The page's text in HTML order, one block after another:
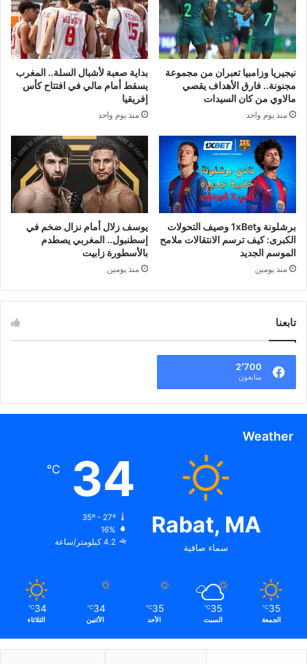
نيجيريا وزامبيا تعبران من مجموعة
مجنونة.. فارق الأهداف يقصي
مالاوي من كان السيدات
منذ يوم واحد
بداية صعبة لأشبال السلة.. المغرب
يسقط أمام مالي في افتتاح كأس
إفريقيا
منذ يوم واحد
برشلونة و1xBet وصيف التحولات
الكبرى: كيف ترسم الانتقالات ملامح
الموسم الجديد
منذ يومين
يوسف زلال أمام نزال ضخم في
إسطنبول.. المغربي يصطدم
بالأسطورة زابيت
منذ يومين
تابعنا
2٬700
متابعون
Weather
Rabat, MA
سماء صافية
34
℃
35º - 27º
16%
4.2 كيلومتر/ساعة
35
℃
الجمعة
35
℃
السبت
35
℃
الأحد
34
℃
الأثنين
34
℃
الثلاثاء